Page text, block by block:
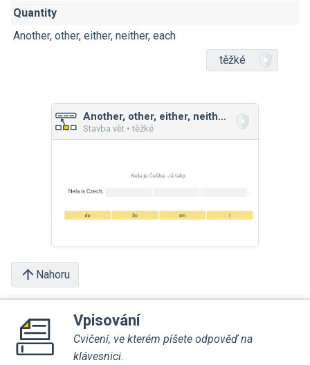
Quantity
Another, other, either, neither, each
těžké
Another, other, either, neither, each
Stavba vět • těžké
Nahoru
Vpisování
Cvičení, ve kterém píšete odpověď na
klávesnici.